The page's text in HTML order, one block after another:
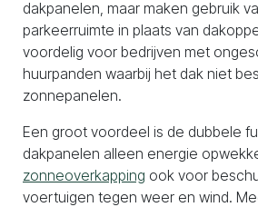
dakpanelen, maar maken gebruik
parkeerruimte in plaats van
voordelig voor bedrijven met
huurpanden waarbij het dak niet
zonnepanelen.
Een groot voordeel is de dubbele
dakpanelen alleen energie
zonneoverkapping ook voor
voertuigen tegen weer en wind.